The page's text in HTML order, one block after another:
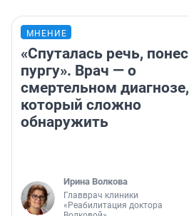
МНЕНИЕ
«Спуталась речь, понес
пургу». Врач — о
смертельном диагнозе,
который сложно
обнаружить
Ирина Волкова
Главврач клиники
«Реабилитация доктора